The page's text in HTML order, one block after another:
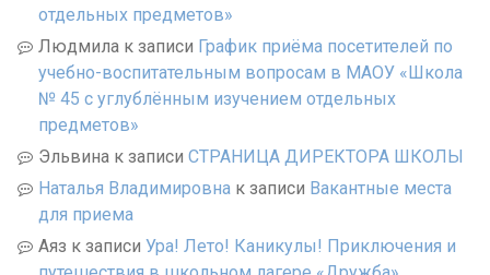
отдельных предметов»
Людмила к записи График приёма посетителей по
учебно-воспитательным вопросам в МАОУ «Школа
№ 45 с углублённым изучением отдельных
предметов»
Эльвина к записи СТРАНИЦА ДИРЕКТОРА ШКОЛЫ
Наталья Владимировна к записи Вакантные места
для приема
Аяз к записи Ура! Лето! Каникулы! Приключения и